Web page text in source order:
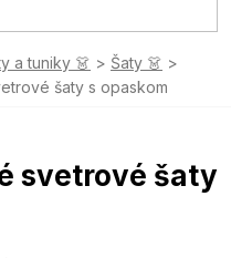
a tuniky 👗
Šaty 👗
šaty s opaskom
svetrové šaty